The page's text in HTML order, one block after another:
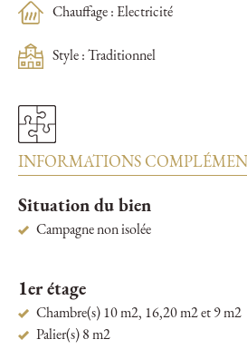
Chauffage : Electricité
Style : Traditionnel
INFORMATIONS
Situation du bien
Campagne non isolée
1er étage
Chambre(s) 10 m2, 16,20 m2 et 9 m2
Palier(s) 8 m2